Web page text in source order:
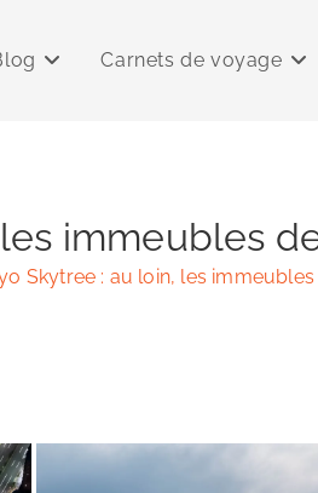
Carnets de voyage
immeubles
Skytree : au loin, les